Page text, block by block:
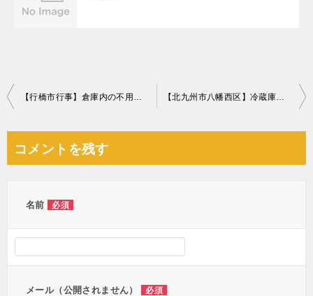
投
ビ
コメントを残す
名前 必須
メール（公開されません） 必須